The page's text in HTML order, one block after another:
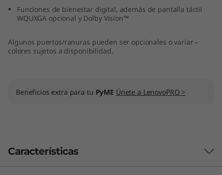
Funciones de bienestar digital, además de pantalla táctil
WQUXGA opcional y Dolby Vision™
Algunos puertos/ranuras pueden ser opcionales o variar –
colores sujetos a disponibilidad.
Beneficios extra para tu PyME Únete a LenovoPRO >
Características